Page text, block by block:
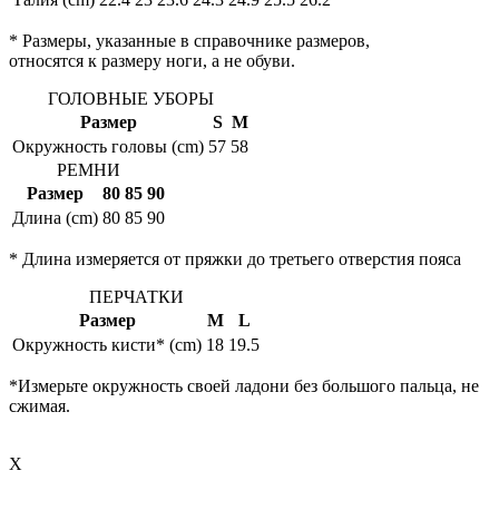
* Размеры, указанные в справочнике размеров,
относятся к размеру ноги, а не обуви.
ГОЛОВНЫЕ УБОРЫ
Размер
S M
Окружность головы (cm) 57 58
РЕМНИ
Размер
80 85 90
Длина (cm) 80 85 90
* Длина измеряется от пряжки до третьего отверстия пояса
ПЕРЧАТКИ
Размер
M
L
Окружность кисти* (cm) 18 19.5
*Измерьте окружность своей ладони без большого пальца, не
сжимая.
X